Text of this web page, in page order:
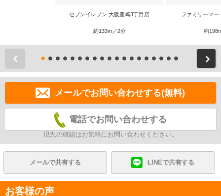
セブンイレブン 大阪豊崎3丁目店
約133m／2分
ファミリーマー
約
メールでお問い合わせする(無料)
電話でお問い合わせする
現況の確認はお気軽にお問い合わせください。
メールで共有する LINEで共有する
お客様の声